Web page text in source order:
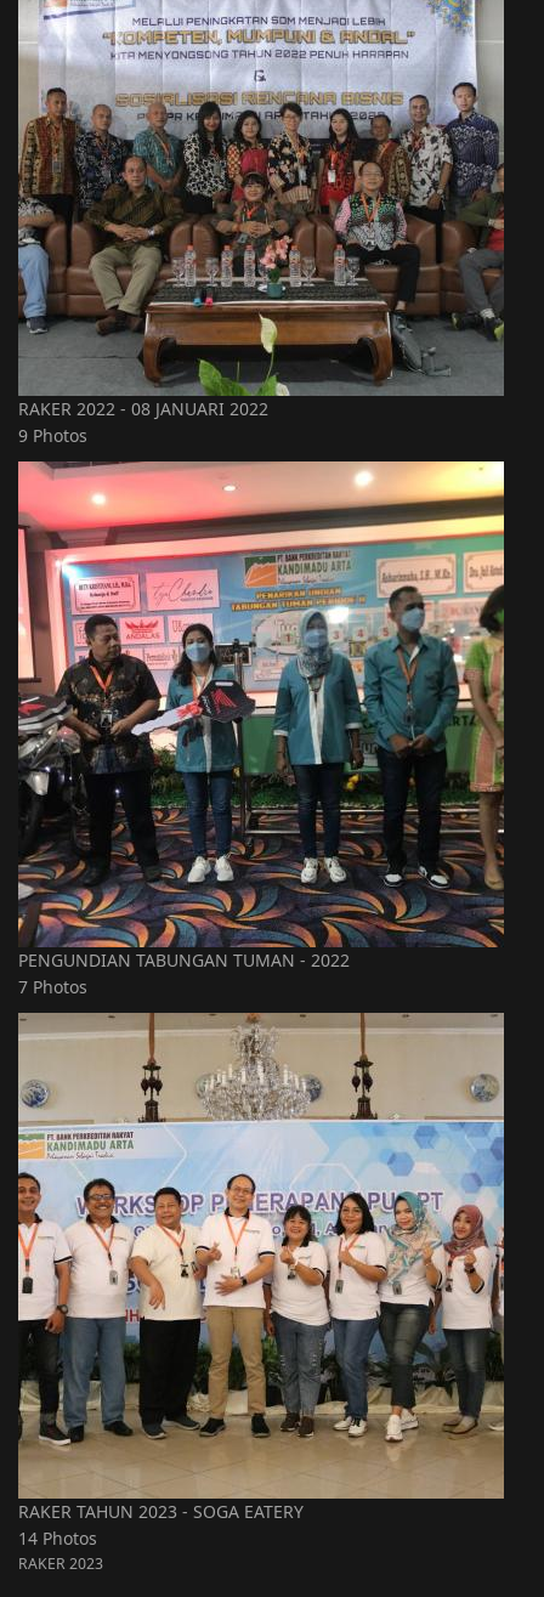
RAKER 2022 - 08 JANUARI 2022
9 Photos
PENGUNDIAN TABUNGAN TUMAN - 2022
7 Photos
RAKER TAHUN 2023 - SOGA EATERY
14 Photos
RAKER 2023